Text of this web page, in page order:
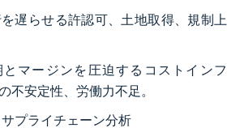
を遅らせる許認可、土地取得、規制上
とマージンを圧迫するコストインフ
不安定性、労働力不足。
プライチェーン分析